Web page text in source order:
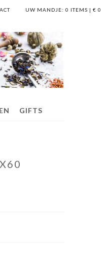
UW MANDJE: 0 ITEMS | € 0
GIFTS